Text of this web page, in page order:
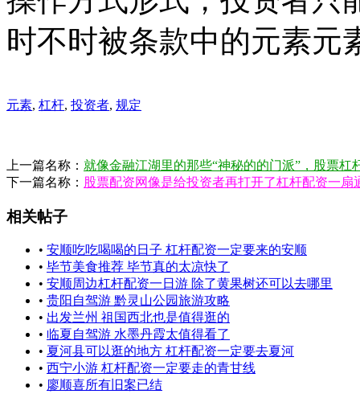
时不时被条款中的元素元
元素, 杠杆, 投资者, 规定
上一篇名称： 就像金融江湖里的那些“神秘的的门派”，股票杠
下一篇名称： 股票配资网像是给投资者再打开了杠杆配资一扇
相关帖子
• 安顺吃吃喝喝的日子 杠杆配资一定要来的安顺
• 毕节美食推荐 毕节真的太凉快了
• 安顺周边杠杆配资一日游 除了黄果树还可以去哪里
• 贵阳自驾游 黔灵山公园旅游攻略
• 出发兰州 祖国西北也是值得逛的
• 临夏自驾游 水墨丹霞太值得看了
• 夏河县可以逛的地方 杠杆配资一定要去夏河
• 西宁小游 杠杆配资一定要走的青甘线
• 廖顺喜所有旧案已结